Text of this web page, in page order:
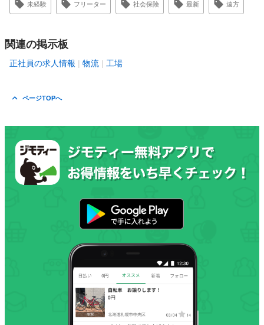
未経験 フリーター 社会保険 最新 遠方
関連の掲示板
正社員の求人情報 物流 工場
ページTOPへ